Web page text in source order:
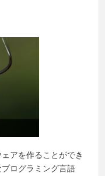
アを作ることができ
ログラミング言語